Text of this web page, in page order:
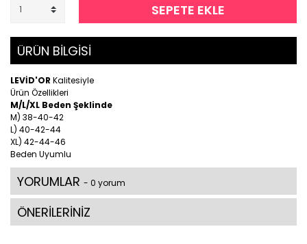
SEPETE EKLE
ÜRÜN BİLGİSİ
LEVİD'OR Kalitesiyle
Ürün Özellikleri
M/L/XL Beden Şeklinde
M) 38-40-42
L) 40-42-44
XL) 42-44-46
Beden Uyumlu
YORUMLAR - 0 yorum
ÖNERİLERİNİZ